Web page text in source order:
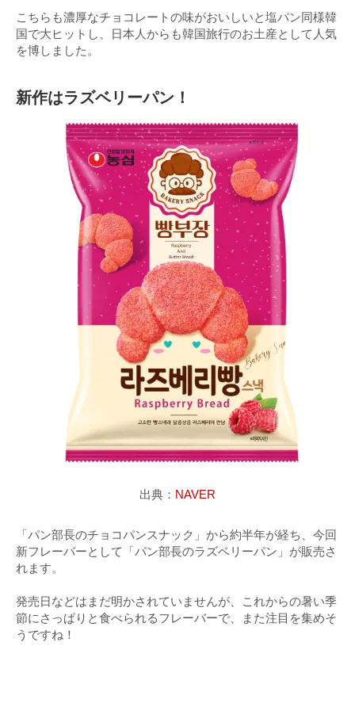
こちらも濃厚なチョコレートの味がおいしいと塩パン同様韓
国で大ヒットし、日本人からも韓国旅行のお土産として人気
を博しました。
新作はラズベリーパン！
出典： NAVER
「パン部長のチョコパンスナック」から約半年が経ち、今回
新フレーバーとして「パン部長のラズベリーパン」が販売さ
れます。
発売日などはまだ明かされていませんが、これからの暑い季
節にさっぱりと食べられるフレーバーで、また注目を集めそ
うですね！